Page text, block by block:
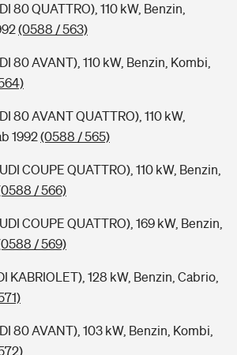
80 QUATTRO), 110 kW, Benzin,
(0588 / 563)
80 AVANT), 110 kW, Benzin, Kombi,
80 AVANT QUATTRO), 110 kW,
1992(0588 / 565)
COUPE QUATTRO), 110 kW, Benzin,
/ 566)
COUPE QUATTRO), 169 kW, Benzin,
/ 569)
KABRIOLET), 128 kW, Benzin, Cabrio,
80 AVANT), 103 kW, Benzin, Kombi,